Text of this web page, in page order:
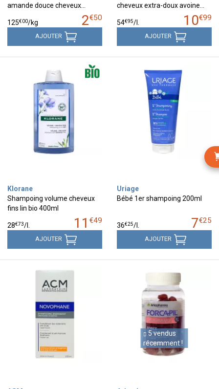
amande douce cheveux…
2€50
125€00/kg
AJOUTER
cheveux extra-doux avoine…
10€99
54€95/l.
AJOUTER
Klorane
Shampoing volume cheveux
fins lin bio 400ml
11 €49
28€73/l.
AJOUTER
Uriage
Bébé 1er shampoing 200ml
7€25
36€25/l.
AJOUTER
5 vendus
récemment !